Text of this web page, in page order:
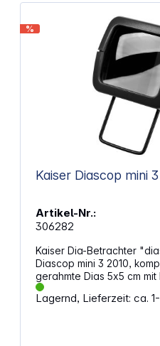
kontinuierliche Nutzung Zuleitung von 1,8 Metern für
flexible Platzierung Kompakte Abmessungen von
80 x 160 x
%
Artikel-Nr.:
306282
Kaiser Dia-Betrachter
Diascop mini 3 2010,
gerahmte Dias 5x5 cm
Dank seiner geringen
105 mm (BxHxT), paßt der
Lagernd, Lieferzeit: ca.